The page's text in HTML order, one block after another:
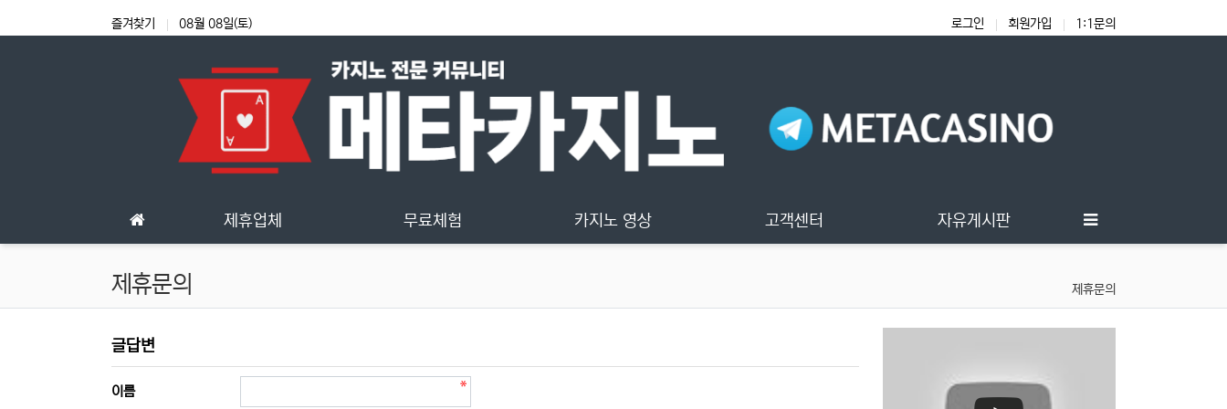
즐겨찾기 08월 08일(토) 로그인 회원가입 1:1문의
제휴업체 무료체험 카지노 영상 고객센터 자유게시판
제휴문의 제휴문의
제휴문의 글답변
글답변
이름필수